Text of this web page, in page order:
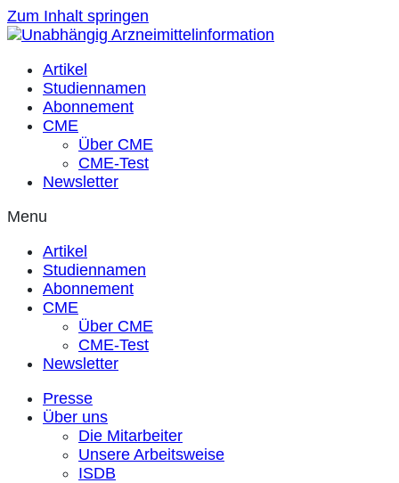
Zum Inhalt springen
Artikel
Studiennamen
Abonnement
CME
Über CME
CME-Test
Newsletter
Menu
Artikel
Studiennamen
Abonnement
CME
Über CME
CME-Test
Newsletter
Presse
Über uns
Die Mitarbeiter
Unsere Arbeitsweise
ISDB